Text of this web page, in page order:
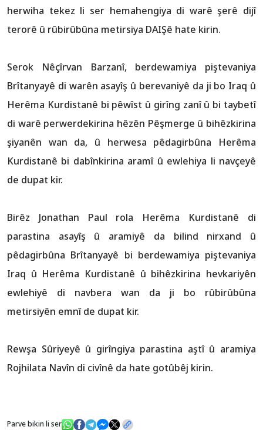
herwiha tekez li ser hemahengiya di warê şerê dijî
terorê û rûbirûbûna metirsiya DAIŞê hate kirin.
Serok Nêçîrvan Barzanî, berdewamiya piştevaniya
Brîtanyayê di warên asayîş û berevaniyê da ji bo Iraq û
Herêma Kurdistanê bi pêwîst û girîng zanî û bi taybetî
di warê perwerdekirina hêzên Pêşmerge û bihêzkirina
şiyanên wan da, û herwesa pêdagirbûna Herêma
Kurdistanê bi dabînkirina aramî û ewlehiya li navçeyê
de dupat kir.
Birêz Jonathan Paul rola Herêma Kurdistanê di
parastina asayîş û aramiyê da bilind nirxand û
pêdagirbûna Brîtanyayê bi berdewamiya piştevaniya
Iraq û Herêma Kurdistanê û bihêzkirina hevkariyên
ewlehiyê di navbera wan da ji bo rûbirûbûna
metirsiyên emnî de dupat kir.
Rewşa Sûriyeyê û girîngiya parastina aştî û aramiya
Rojhilata Navîn di civînê da hate gotûbêj kirin.
Parve bikin li ser